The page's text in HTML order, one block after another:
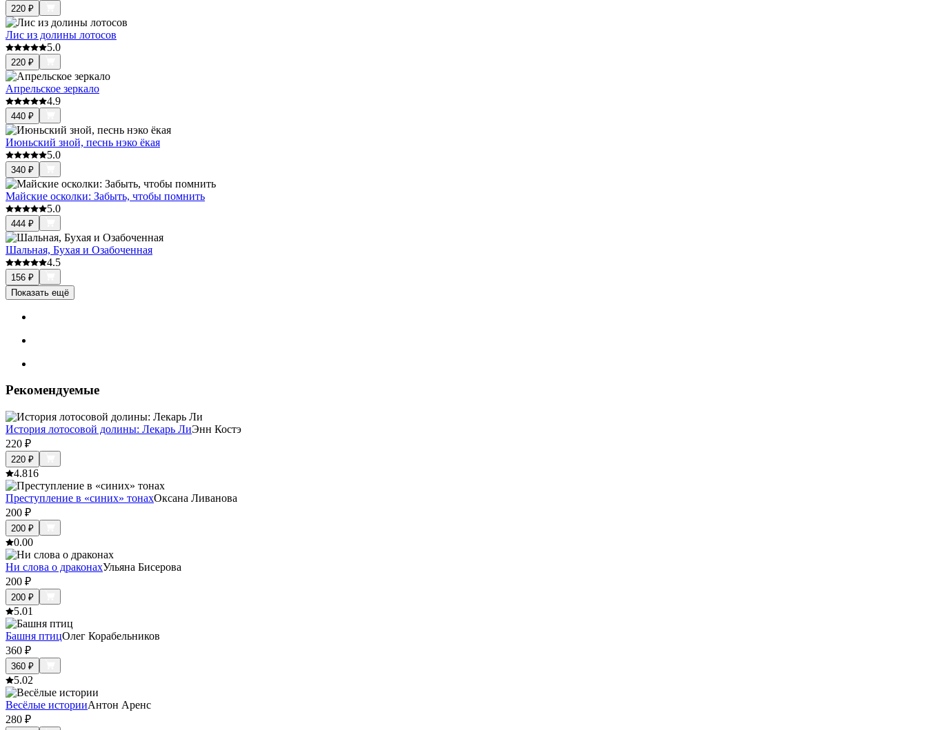
220 ₽
Лис из долины лотосов
5.0
220 ₽
Апрельское зеркало
4.9
440 ₽
Июньский зной, песнь нэко ёкая
5.0
340 ₽
Майские осколки: Забыть, чтобы помнить
5.0
444 ₽
Шальная, Бухая и Озабоченная
4.5
156 ₽
Показать ещё
Рекомендуемые
История лотосовой долины: Лекарь ЛиЭнн Костэ
220 ₽
220 ₽
4.816
Преступление в «синих» тонахОксана Ливанова
200 ₽
200 ₽
0.00
Ни слова о драконахУльяна Бисерова
200 ₽
200 ₽
5.01
Башня птицОлег Корабельников
360 ₽
360 ₽
5.02
Весёлые историиАнтон Аренс
280 ₽